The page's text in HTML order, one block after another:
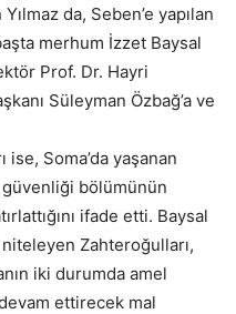
da, Seben’e yapılan
merhum İzzet Baysal
Prof. Dr. Hayri
Süleyman Özbağ’a ve
Soma’da yaşanan
güvenliği bölümünün
ifade etti. Baysal
niteleyen Zahteroğulları,
iki durumda amel
ettirecek mal